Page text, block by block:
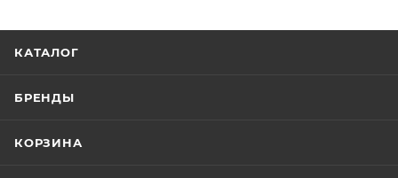
КАТАЛОГ
БРЕНДЫ
КОРЗИНА